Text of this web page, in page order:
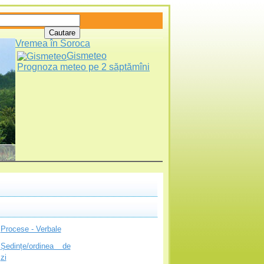
Vremea în Soroca
Gismeteo
Prognoza meteo pe 2 săptămîni
Procese - Verbale
Ședințe/ordinea de
zi